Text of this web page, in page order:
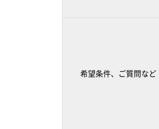
希望条件、ご質問など